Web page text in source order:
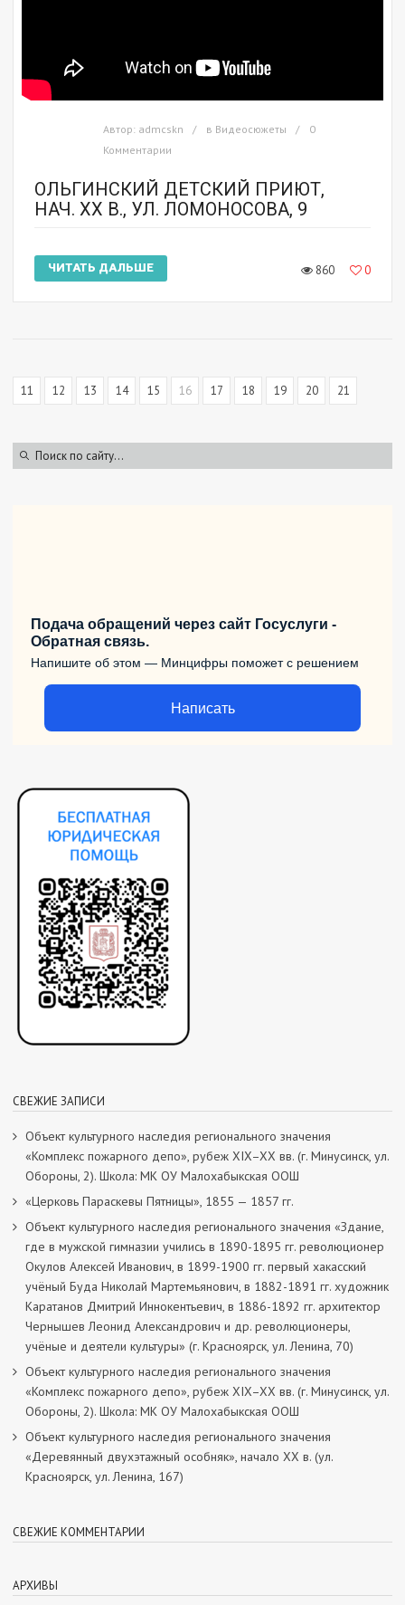
Автор: admcskn в Видеосюжеты
0
Комментарии
ОЛЬГИНСКИЙ ДЕТСКИЙ ПРИЮТ,
НАЧ. XX В., УЛ. ЛОМОНОСОВА, 9
ЧИТАТЬ ДАЛЬШЕ 860 0
11 12 13 14 15 16 17 18 19 20 21
Подача обращений через сайт Госуслуги -
Обратная связь.
Напишите об этом — Минцифры поможет с решением
Написать
СВЕЖИЕ ЗАПИСИ
Объект культурного наследия регионального значения
«Комплекс пожарного депо», рубеж XIX–XX вв. (г. Минусинск, ул.
Обороны, 2). Школа: МК ОУ Малохабыкская ООШ
«Церковь Параскевы Пятницы», 1855 — 1857 гг.
Объект культурного наследия регионального значения «Здание,
где в мужской гимназии учились в 1890-1895 гг. революционер
Окулов Алексей Иванович, в 1899-1900 гг. первый хакасский
учёный Буда Николай Мартемьянович, в 1882-1891 гг. художник
Каратанов Дмитрий Иннокентьевич, в 1886-1892 гг. архитектор
Чернышев Леонид Александрович и др. революционеры,
учёные и деятели культуры» (г. Красноярск, ул. Ленина, 70)
Объект культурного наследия регионального значения
«Комплекс пожарного депо», рубеж XIX–XX вв. (г. Минусинск, ул.
Обороны, 2). Школа: МК ОУ Малохабыкская ООШ
Объект культурного наследия регионального значения
«Деревянный двухэтажный особняк», начало ХХ в. (ул.
Красноярск, ул. Ленина, 167)
СВЕЖИЕ КОММЕНТАРИИ
АРХИВЫ